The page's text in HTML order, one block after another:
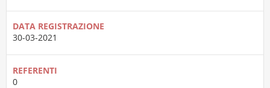
DATA REGISTRAZIONE
30-03-2021
REFERENTI
0